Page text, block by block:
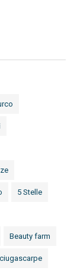
5 Stelle
Beauty farm